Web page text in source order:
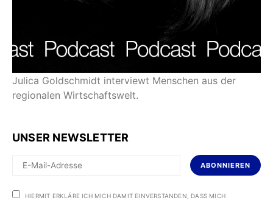
Julica Goldschmidt interviewt Menschen aus der
regionalen Wirtschaftswelt.
UNSER NEWSLETTER
ABONNIEREN
HIERMIT ERKLÄRE ICH MICH DAMIT EINVERSTANDEN, DASS MICH